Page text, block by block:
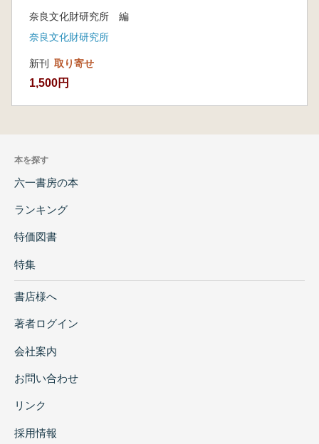
奈良文化財研究所 編
奈良文化財研究所
新刊 取り寄せ
1,500円
本を探す
六一書房の本
ランキング
特価図書
特集
書店様へ
著者ログイン
会社案内
お問い合わせ
リンク
採用情報